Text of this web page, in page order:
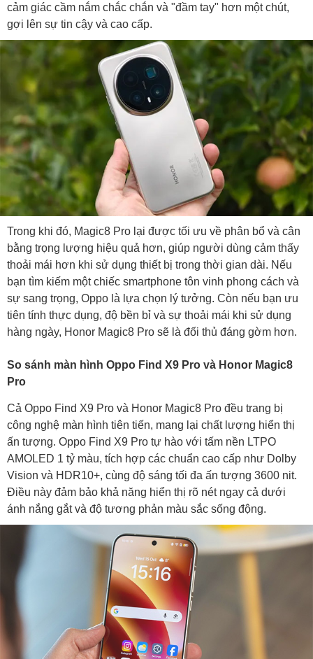
cảm giác cầm nắm chắc chắn và "đầm tay" hơn một chút,
gợi lên sự tin cậy và cao cấp.
Trong khi đó, Magic8 Pro lại được tối ưu về phân bổ và cân
bằng trọng lượng hiệu quả hơn, giúp người dùng cảm thấy
thoải mái hơn khi sử dụng thiết bị trong thời gian dài. Nếu
bạn tìm kiếm một chiếc smartphone tôn vinh phong cách và
sự sang trọng, Oppo là lựa chọn lý tưởng. Còn nếu bạn ưu
tiên tính thực dụng, độ bền bỉ và sự thoải mái khi sử dụng
hàng ngày, Honor Magic8 Pro sẽ là đối thủ đáng gờm hơn.
So sánh màn hình Oppo Find X9 Pro và Honor Magic8
Pro
Cả Oppo Find X9 Pro và Honor Magic8 Pro đều trang bị
công nghệ màn hình tiên tiến, mang lại chất lượng hiển thị
ấn tượng. Oppo Find X9 Pro tự hào với tấm nền LTPO
AMOLED 1 tỷ màu, tích hợp các chuẩn cao cấp như Dolby
Vision và HDR10+, cùng độ sáng tối đa ấn tượng 3600 nit.
Điều này đảm bảo khả năng hiển thị rõ nét ngay cả dưới
ánh nắng gắt và độ tương phản màu sắc sống động.